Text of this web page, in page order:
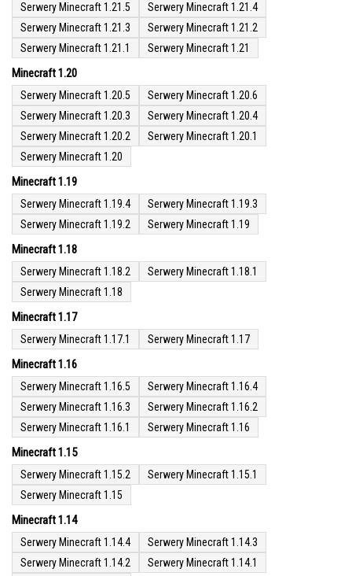
Serwery Minecraft 1.21.5
Serwery Minecraft 1.21.4
Serwery Minecraft 1.21.3
Serwery Minecraft 1.21.2
Serwery Minecraft 1.21.1
Serwery Minecraft 1.21
Minecraft 1.20
Serwery Minecraft 1.20.5
Serwery Minecraft 1.20.6
Serwery Minecraft 1.20.3
Serwery Minecraft 1.20.4
Serwery Minecraft 1.20.2
Serwery Minecraft 1.20.1
Serwery Minecraft 1.20
Minecraft 1.19
Serwery Minecraft 1.19.4
Serwery Minecraft 1.19.3
Serwery Minecraft 1.19.2
Serwery Minecraft 1.19
Minecraft 1.18
Serwery Minecraft 1.18.2
Serwery Minecraft 1.18.1
Serwery Minecraft 1.18
Minecraft 1.17
Serwery Minecraft 1.17.1 Serwery Minecraft 1.17
Minecraft 1.16
Serwery Minecraft 1.16.5
Serwery Minecraft 1.16.4
Serwery Minecraft 1.16.3
Serwery Minecraft 1.16.2
Serwery Minecraft 1.16.1
Serwery Minecraft 1.16
Minecraft 1.15
Serwery Minecraft 1.15.2
Serwery Minecraft 1.15.1
Serwery Minecraft 1.15
Minecraft 1.14
Serwery Minecraft 1.14.4
Serwery Minecraft 1.14.3
Serwery Minecraft 1.14.2
Serwery Minecraft 1.14.1